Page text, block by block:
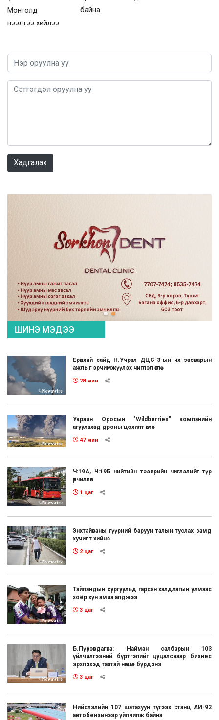
Монголд
нээлтээ хийлээ
байна
Хадгалах
ШИНЭ МЭДЭЭ
Ерөнхий сайд Н.Учрал ДЦС-3-ын их засварын
ажлыг эрчимжүүлэх чиглэл өглөө
28 мин
Украин Оросын "Wildberries" компанийн
агуулахад дроны цохилт өглөө
47 мин
Ч:19А, Ч:19Б нийтийн тээврийн чиглэлийг түр
өөрчиллөө
1 цаг
Энхтайваны гүүрний баруун талын туслах замд
хучилт хийнэ
2 цаг
Тайландын сургуульд гарсан халдлагын улмаас
хоёр хүн амиа алджээ
3 цаг
Б.Пүрэвдагва: Найман салбарын 103
үйлчилгээний бүртгэлийг цуцалснаар бизнес
эрхлэхэд таатай нөхцөл бүрдэнэ
3 цаг
Нийслэлийн 107 шатахуун түгээх станц АИ-92
автобензинээр үйлчилж байна